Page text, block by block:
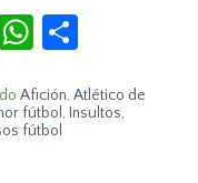
WhatsApp
Afición,Atlético de
fútbol, Insultos,
fútbol